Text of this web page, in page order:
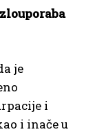
je
i
i inače u